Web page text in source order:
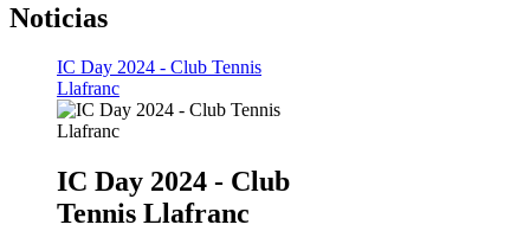
Noticias
IC Day 2024 - Club Tennis
Llafranc
IC Day 2024 - Club
Tennis Llafranc